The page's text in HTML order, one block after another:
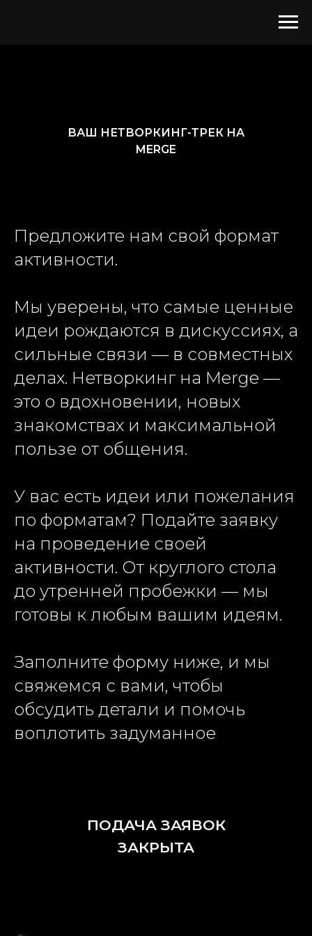
ВАШ НЕТВОРКИНГ-ТРЕК НА
MERGE
Предложите нам свой формат
активности.
Мы уверены, что самые ценные
идеи рождаются в дискуссиях, а
сильные связи — в совместных
делах. Нетворкинг на Merge —
это о вдохновении, новых
знакомствах и максимальной
пользе от общения.
У вас есть идеи или пожелания
по форматам? Подайте заявку
на проведение своей
активности. От круглого стола
до утренней пробежки — мы
готовы к любым вашим идеям.
Заполните форму ниже, и мы
свяжемся с вами, чтобы
обсудить детали и помочь
воплотить задуманное
ПОДАЧА ЗАЯВОК
ЗАКРЫТА